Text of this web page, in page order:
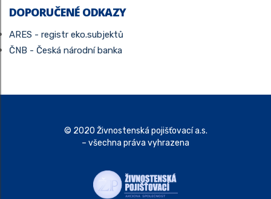
DOPORUČENÉ ODKAZY
ARES - registr eko.subjektů
ČNB - Česká národní banka
© 2020 Živnostenská pojišťovací a.s.
– všechna práva vyhrazena